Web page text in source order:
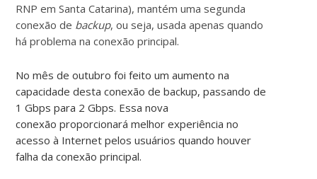
RNP em Santa Catarina), mantém uma segunda
conexão de backup, ou seja, usada apenas quando
há problema na conexão principal.
No mês de outubro foi feito um aumento na
capacidade desta conexão de backup, passando de
1 Gbps para 2 Gbps. Essa nova
conexão proporcionará melhor experiência no
acesso à Internet pelos usuários quando houver
falha da conexão principal.